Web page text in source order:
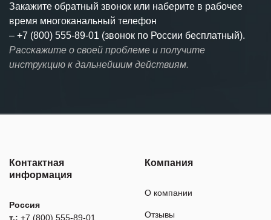
Закажите обратный звонок или наберите в рабочее
время многоканальный телефон
– +7 (800) 555-89-01 (звонок по России бесплатный).
Расскажите о своей проблеме и получите
инструкцию к дальнейшим действиям.
Контактная
информация
Россия
т.: +7 (800) 555-89-01
Компания
О компании
Отзывы